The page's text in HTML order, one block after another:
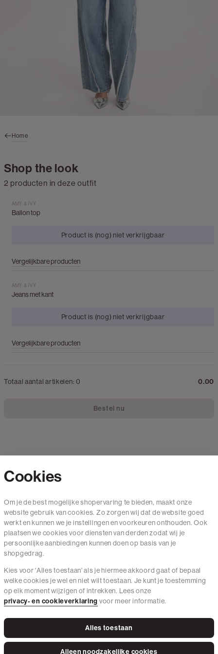
Home
Shop the look
2 producten in deze outfit
AMY & IVY
Ballon top
Product is (nog) niet verkrijgbaar
Vergelijkbare producten
AMY & IVY
Jeans met kant
Product is (nog) niet verkrijgbaar
Vergelijkbare producten
Totaal aantal artikelen:0 0.00
Bestel nu
Mail ons
020 - 3412 650
Van maandag t/m vrijdag van 8.30 uur tot 18.00 uur.
Service
Wij zijn The Sting
Cookies
Om je de best mogelijke shopervaring te bieden, maakt onze
website gebruik van cookies. Zo zorgen wij dat de website goed
werkt en kunnen we je instellingen en voorkeuren onthouden. Ook
plaatsen we cookies voor diensten van derden zodat wij je
persoonlijke aanbiedingen kunnen doen op basis van je
shopgedrag.
Kies voor 'Alles toestaan' als je hiermee akkoord gaat of bepaal
welke cookies je wel en niet wilt toestaan. Je kunt je toestemming
op elk moment wijzigen of intrekken. Lees onze
privacy- en cookieverklaring voor meer informatie.
Alles toestaan
Alleen noodzakelijke cookies